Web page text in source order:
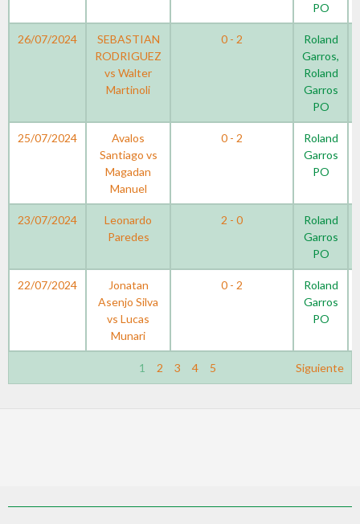
PO
26/07/2024
SEBASTIAN
RODRIGUEZ
vs Walter
Martinoli
0 - 2
Roland
Garros,
Roland
Garros
PO
25/07/2024
Avalos
Santiago vs
Magadan
Manuel
0 - 2
Roland
Garros
PO
23/07/2024
Leonardo
Paredes
2 - 0
Roland
Garros
PO
22/07/2024
Jonatan
Asenjo Silva
vs Lucas
Munari
0 - 2
Roland
Garros
PO
1 2 3 4 5 Siguiente